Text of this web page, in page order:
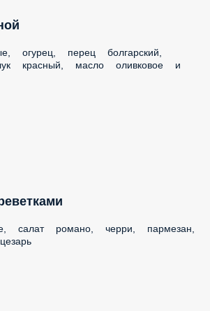
перец болгарский, салат
масло оливковое и специи